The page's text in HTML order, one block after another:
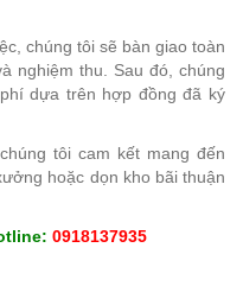
chúng tôi sẽ bàn giao toàn
nghiệm thu. Sau đó, chúng
dựa trên hợp đồng đã ký
tôi cam kết mang đến
hoặc dọn kho bãi thuận
0918137935